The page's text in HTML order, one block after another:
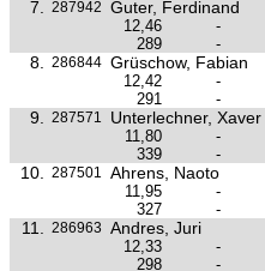
7. 287942 Guter, Ferdinand
12,46 -
289
-
8. 286844 Grüschow, Fabian
12,42 -
291
-
9. 287571 Unterlechner, Xaver
11,80 -
339
-
10. 287501 Ahrens, Naoto
11,95 -
327
-
11. 286963 Andres, Juri
12,33 -
298
-